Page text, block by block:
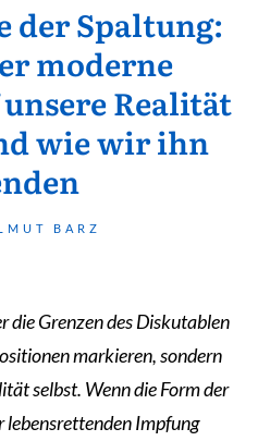
der Spaltung:
moderne
Realität
wie wir ihn
BARZ
die Grenzen des Diskutablen
markieren, sondern
selbst. Wenn die Form der
lebensrettenden Impfung